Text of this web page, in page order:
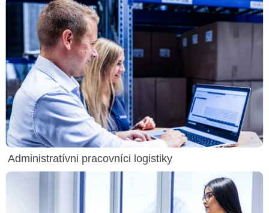
Administratívni pracovníci logistiky